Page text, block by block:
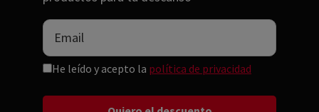
¿Cuántas horas se puede dejar
dormir a un bebé?
Dependiendo de la edad de tu bebé será
He leído y acepto la política de privacidad